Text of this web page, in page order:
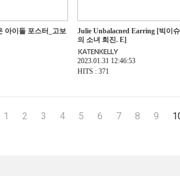
아이돌 포스터_고보
Julie Unbalacned Earring [빅이
의 소녀 희진. E]
2023.01.31 12:46:53
HITS : 371
1 2 3 4 5 6 7 8 9